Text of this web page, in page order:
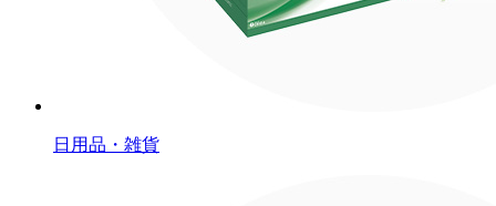
日用品・雑貨